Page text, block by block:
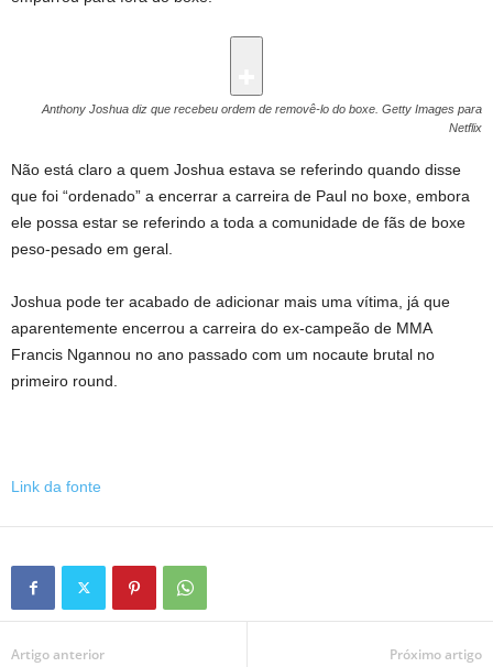
Anthony Joshua diz que recebeu ordem de removê-lo do boxe. Getty Images para
Netflix
Não está claro a quem Joshua estava se referindo quando disse
que foi “ordenado” a encerrar a carreira de Paul no boxe, embora
ele possa estar se referindo a toda a comunidade de fãs de boxe
peso-pesado em geral.
Joshua pode ter acabado de adicionar mais uma vítima, já que
aparentemente encerrou a carreira do ex-campeão de MMA
Francis Ngannou no ano passado com um nocaute brutal no
primeiro round.
Link da fonte
Artigo anterior Próximo artigo